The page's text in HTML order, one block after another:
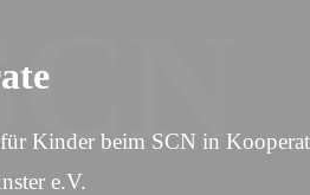
Kinder beim SCN in
e.V.